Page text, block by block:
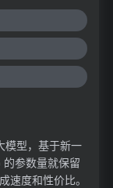
型，基于新一
参数量就保留
速度和性价比。